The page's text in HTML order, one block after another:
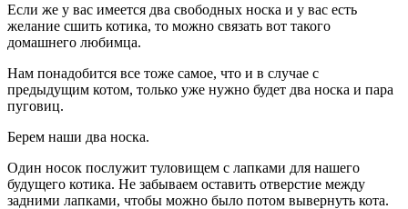
Если же у вас имеется два свободных носка и у вас есть
желание сшить котика, то можно связать вот такого
домашнего любимца.
Нам понадобится все тоже самое, что и в случае с
предыдущим котом, только уже нужно будет два носка и пара
пуговиц.
Берем наши два носка.
Один носок послужит туловищем с лапками для нашего
будущего котика. Не забываем оставить отверстие между
задними лапками, чтобы можно было потом вывернуть кота.